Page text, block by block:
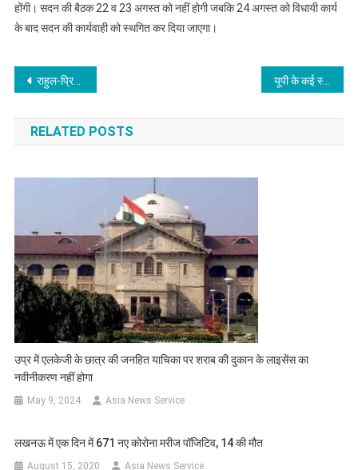
होंगी। सदन की बैठक 22 व 23 अगस्त को नहीं होगी जबकि 24 अगस्त को विधायी कार्य
के बाद सदन की कार्यवाही को स्थगित कर दिया जाएगा।
Post
navigation
राहुल-प्रियंका का योगी सरकार पर हमला, कहा- यूपी में जंगलराज चरम पर यूपी के कई स्थानों पर बारिश हुई
RELATED POSTS
उप्र में एलकेजी के छात्र की जनहित याचिका पर शराब की दुकान के लाइसेंस का
नवीनीकरण नहीं होगा
May 9, 2024 Asia News Service
लखनऊ में एक दिन में 671 नए कोरोना मरीज पॉजिटिव, 14 की मौत
August 15, 2020 Asia News Service